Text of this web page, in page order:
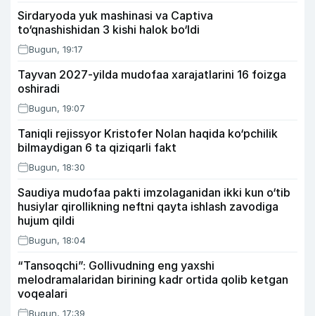
Sirdaryoda yuk mashinasi va Captiva
to‘qnashishidan 3 kishi halok bo‘ldi
Bugun, 19:17
Tayvan 2027-yilda mudofaa xarajatlarini 16 foizga
oshiradi
Bugun, 19:07
Taniqli rejissyor Kristofer Nolan haqida ko‘pchilik
bilmaydigan 6 ta qiziqarli fakt
Bugun, 18:30
Saudiya mudofaa pakti imzolaganidan ikki kun o‘tib
husiylar qirollikning neftni qayta ishlash zavodiga
hujum qildi
Bugun, 18:04
“Tansoqchi”: Gollivudning eng yaxshi
melodramalaridan birining kadr ortida qolib ketgan
voqealari
Bugun, 17:39